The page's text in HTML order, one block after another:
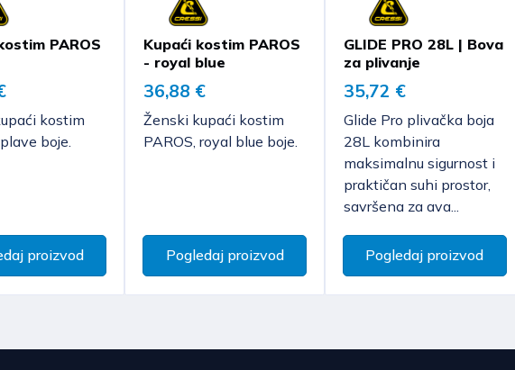
Očekivano vrijeme
Bugarska, Finska,
Cijena dostave
Očekivano vrijeme
Srbija
Cijena dostave
Očekivano vrijeme
Troškove povrata
Odgovorni ste za svako
robom, osim onog koje
funkcionalnosti robe.
Sukladno čl. 86. stavku
je isključeno za
izrađena po
potrošaču, roba kojoj
roba koja zbog
je bila otpečaćena
Ako se odlučite za
kreditnom /
dostavljaču budući
Plaćanje
Hrvatskoj.
Pojedine artikle
već isključivo
PAROS
kostim
boje.
proizvod
Kupaći kostim PAROS
- royal blue
36,88 €
Ženski kupaći kostim
PAROS, royal blue boje.
Pogledaj proizvod
GLIDE PRO 28L | Bova
za plivanje
35,72 €
Glide Pro plivačka boja
28L kombinira
maksimalnu sigurnost i
praktičan suhi prostor,
savršena za ava...
Pogledaj proizvod